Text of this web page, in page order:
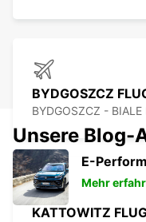
BYDGOSZCZ
BYDGOSZCZ -
KATTOWITZ
Unsere Blog-
E-
Mehr